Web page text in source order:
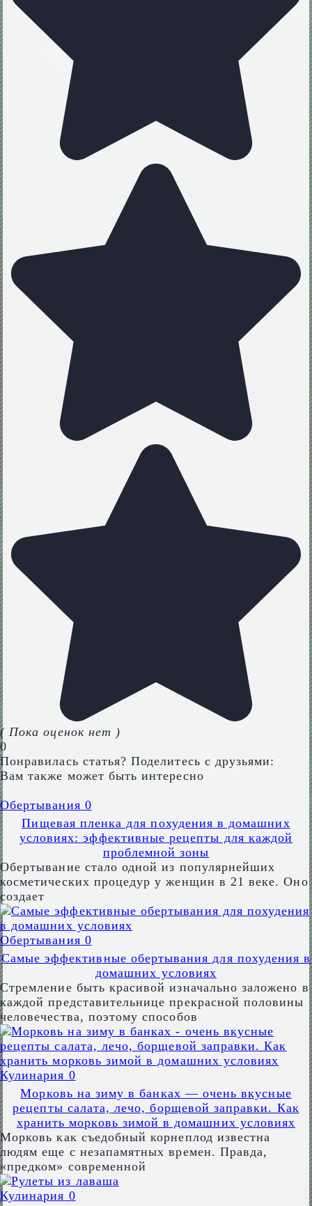
( Пока оценок нет )
0
Понравилась статья? Поделитесь с друзьями:
Вам также может быть интересно
Обертывания 0
Пищевая пленка для похудения в домашних
условиях: эффективные рецепты для каждой
проблемной зоны
Обертывание стало одной из популярнейших
косметических процедур у женщин в 21 веке. Оно
создает
Обертывания 0
Самые эффективные обертывания для похудения в
домашних условиях
Стремление быть красивой изначально заложено в
каждой представительнице прекрасной половины
человечества, поэтому способов
Кулинария 0
Морковь на зиму в банках — очень вкусные
рецепты салата, лечо, борщевой заправки. Как
хранить морковь зимой в домашних условиях
Морковь как съедобный корнеплод известна
людям еще с незапамятных времен. Правда,
«предком» современной
Кулинария 0